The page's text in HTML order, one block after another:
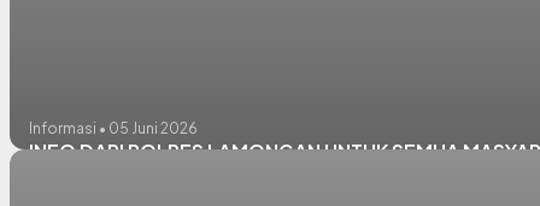
Informasi • 05 Juni 2026
INFO DARI POLRES LAMONGAN UNTUK SEMUA